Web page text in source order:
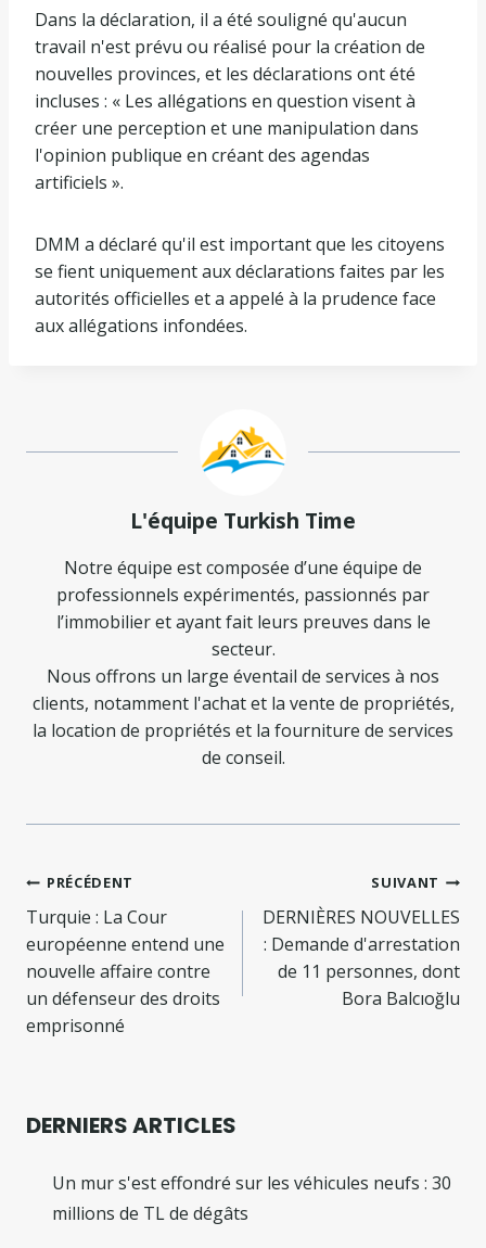
Dans la déclaration, il a été souligné qu'aucun
travail n'est prévu ou réalisé pour la création de
nouvelles provinces, et les déclarations ont été
incluses : « Les allégations en question visent à
créer une perception et une manipulation dans
l'opinion publique en créant des agendas
artificiels ».
DMM a déclaré qu'il est important que les citoyens
se fient uniquement aux déclarations faites par les
autorités officielles et a appelé à la prudence face
aux allégations infondées.
L'équipe Turkish Time
Notre équipe est composée d’une équipe de
professionnels expérimentés, passionnés par
l’immobilier et ayant fait leurs preuves dans le
secteur.
Nous offrons un large éventail de services à nos
clients, notamment l'achat et la vente de propriétés,
la location de propriétés et la fourniture de services
de conseil.
Navigation
de
l’article
PRÉCÉDENT
Turquie : La Cour
européenne entend une
nouvelle affaire contre
un défenseur des droits
emprisonné
SUIVANT
DERNIÈRES NOUVELLES
: Demande d'arrestation
de 11 personnes, dont
Bora Balcıoğlu
DERNIERS ARTICLES
Un mur s'est effondré sur les véhicules neufs : 30
millions de TL de dégâts